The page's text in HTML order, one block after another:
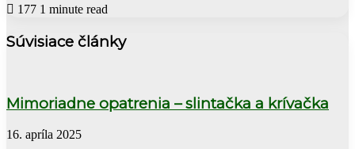
177 1 minute read
Súvisiace články
Mimoriadne opatrenia – slintačka a krívačka
16. apríla 2025